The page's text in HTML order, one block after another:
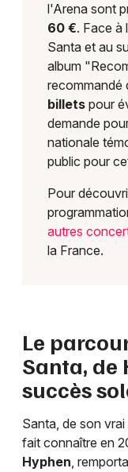
l'Arena sont
60 €. Face à
Santa et au
album
recommandé
billets pour
demande
nationale
public pour
Pour
autres
la France.
Le
Santa, de
succès
Santa, de son
fait connaître en
Hyphen,